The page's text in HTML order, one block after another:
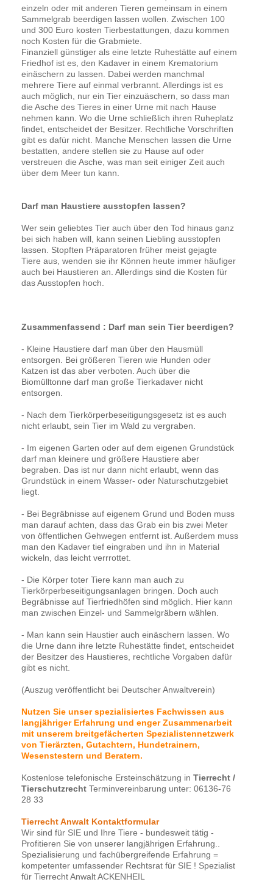
einzeln oder mit anderen Tieren gemeinsam in einem
Sammelgrab beerdigen lassen wollen. Zwischen 100
und 300 Euro kosten Tierbestattungen, dazu kommen
noch Kosten für die Grabmiete.
Finanziell günstiger als eine letzte Ruhestätte auf einem
Friedhof ist es, den Kadaver in einem Krematorium
einäschern zu lassen. Dabei werden manchmal
mehrere Tiere auf einmal verbrannt. Allerdings ist es
auch möglich, nur ein Tier einzuäschern, so dass man
die Asche des Tieres in einer Urne mit nach Hause
nehmen kann. Wo die Urne schließlich ihren Ruheplatz
findet, entscheidet der Besitzer. Rechtliche Vorschriften
gibt es dafür nicht. Manche Menschen lassen die Urne
bestatten, andere stellen sie zu Hause auf oder
verstreuen die Asche, was man seit einiger Zeit auch
über dem Meer tun kann.
Darf man Haustiere ausstopfen lassen?
Wer sein geliebtes Tier auch über den Tod hinaus ganz
bei sich haben will, kann seinen Liebling ausstopfen
lassen. Stopften Präparatoren früher meist gejagte
Tiere aus, wenden sie ihr Können heute immer häufiger
auch bei Haustieren an. Allerdings sind die Kosten für
das Ausstopfen hoch.
Zusammenfassend : Darf man sein Tier beerdigen?
- Kleine Haustiere darf man über den Hausmüll
entsorgen. Bei größeren Tieren wie Hunden oder
Katzen ist das aber verboten. Auch über die
Biomülltonne darf man große Tierkadaver nicht
entsorgen.
- Nach dem Tierkörperbeseitigungsgesetz ist es auch
nicht erlaubt, sein Tier im Wald zu vergraben.
- Im eigenen Garten oder auf dem eigenen Grundstück
darf man kleinere und größere Haustiere aber
begraben. Das ist nur dann nicht erlaubt, wenn das
Grundstück in einem Wasser- oder Naturschutzgebiet
liegt.
- Bei Begräbnisse auf eigenem Grund und Boden muss
man darauf achten, dass das Grab ein bis zwei Meter
von öffentlichen Gehwegen entfernt ist. Außerdem muss
man den Kadaver tief eingraben und ihn in Material
wickeln, das leicht verrrottet.
- Die Körper toter Tiere kann man auch zu
Tierkörperbeseitigungsanlagen bringen. Doch auch
Begräbnisse auf Tierfriedhöfen sind möglich. Hier kann
man zwischen Einzel- und Sammelgräbern wählen.
- Man kann sein Haustier auch einäschern lassen. Wo
die Urne dann ihre letzte Ruhestätte findet, entscheidet
der Besitzer des Haustieres, rechtliche Vorgaben dafür
gibt es nicht.
(Auszug veröffentlicht bei Deutscher Anwaltverein)
Nutzen Sie unser spezialisiertes Fachwissen aus
langjähriger Erfahrung und enger Zusammenarbeit
mit unserem breitgefächerten Spezialistennetzwerk
von Tierärzten, Gutachtern, Hundetrainern,
Wesenstestern und Beratern.
Kostenlose telefonische Ersteinschätzung in Tierrecht /
Tierschutzrecht Terminvereinbarung unter: 06136-76
28 33
Tierrecht Anwalt Kontaktformular
Wir sind für SIE und Ihre Tiere - bundesweit tätig -
Profitieren Sie von unserer langjährigen Erfahrung..
Spezialisierung und fachübergreifende Erfahrung =
kompetenter umfassender Rechtsrat für SIE ! Spezialist
für Tierrecht Anwalt ACKENHEIL